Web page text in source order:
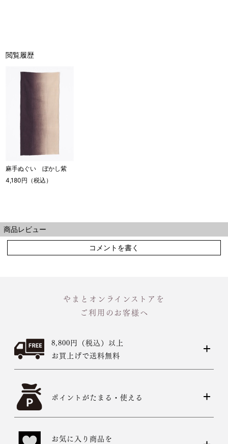
閲覧履歴
麻手ぬぐい ぼかし紫
4,180円（税込）
商品レビュー
コメントを書く
やまとオンラインストアを
ご利用のお客様へ
8,800円（税込）以上
お買上げで送料無料
ポイントがたまる・使える
お気に入り商品を